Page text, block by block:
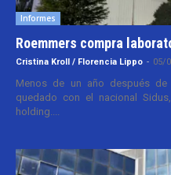
Informes
Roemmers compra
Cristina Kroll / Florencia Lippo - 05/
Menos de un año después
quedado con el nacional
holding....